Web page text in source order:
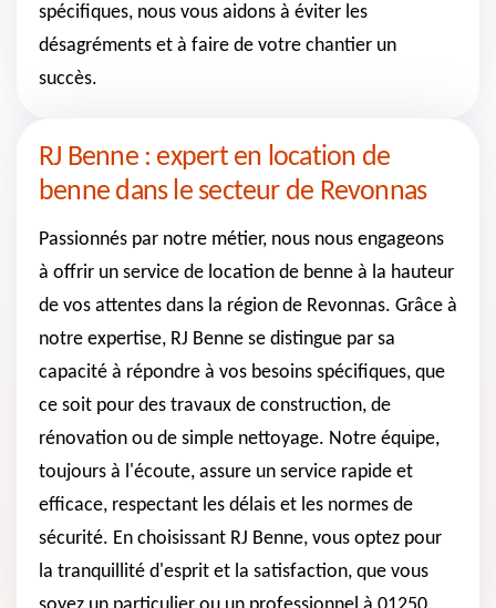
spécifiques, nous vous aidons à éviter les
désagréments et à faire de votre chantier un
succès.
RJ Benne : expert en location de
benne dans le secteur de Revonnas
Passionnés par notre métier, nous nous engageons
à offrir un service de location de benne à la hauteur
de vos attentes dans la région de Revonnas. Grâce à
notre expertise, RJ Benne se distingue par sa
capacité à répondre à vos besoins spécifiques, que
ce soit pour des travaux de construction, de
rénovation ou de simple nettoyage. Notre équipe,
toujours à l'écoute, assure un service rapide et
efficace, respectant les délais et les normes de
sécurité. En choisissant RJ Benne, vous optez pour
la tranquillité d'esprit et la satisfaction, que vous